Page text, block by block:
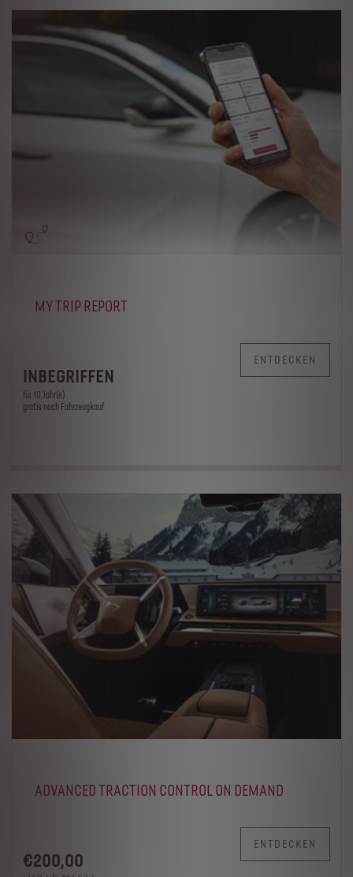
MY TRIP REPORT
INBEGRIFFEN
für 10 Jahr(e)
gratis nach Fahrzeugkauf
ENTDECKEN
ADVANCED TRACTION CONTROL ON DEMAND
€200,00
ENTDECKEN